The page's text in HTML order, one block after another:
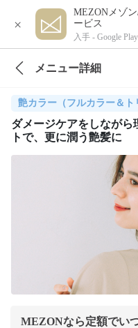
×
MEZONメゾ
ービス
入手 - Google Play
メニュー詳細
艶カラー（フルカラー＆ト
ダメージケアをしなが
トで、更に潤う艶髪に
MEZONなら定額でい